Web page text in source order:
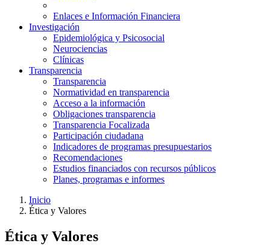
Enlaces e Información Financiera
Investigación
Epidemiológica y Psicosocial
Neurociencias
Clínicas
Transparencia
Transparencia
Normatividad en transparencia
Acceso a la información
Obligaciones transparencia
Transparencia Focalizada
Participación ciudadana
Indicadores de programas presupuestarios
Recomendaciones
Estudios financiados con recursos públicos
Planes, programas e informes
Inicio
Ética y Valores
Ética y Valores